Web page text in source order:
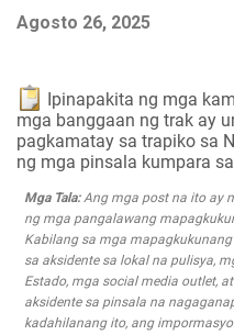
Agosto 26, 2025
Ipinapakita ng mga
mga banggaan ng trak ay
pagkamatay sa trapiko sa
ng mga pinsala kumpara
Mga Tala:Ang mga post na ito ay
ng mga pangalawang
Kabilang sa mga
sa aksidente sa lokal na pulisya,
Estado, mga social media outlet,
aksidente sa pinsala na
kadahilanang ito, ang